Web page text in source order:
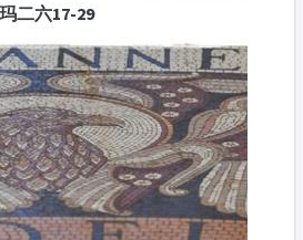
玛二六17-29